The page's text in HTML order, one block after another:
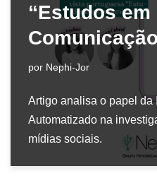
“Estudos em
por Nephi-Jor
Artigo analisa o papel da
Automatizado na
mídias sociais.